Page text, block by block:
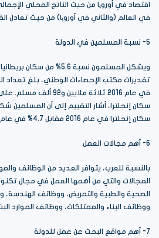
اقتصاد في أوروپا من حيث الناتج المحلي
في العالم (والثاني في أوروپا) من حيث تعادل
5- نسبة المسلمين في الدولة
تقديرات مكتب الإحصاءات الوطني، بلغ تعداد
في عام 2016 ثلاثة
سكان إنجلترا في عام 2016 مقابل 4.7% في عام 2011.
6- أهم مجالات العمل
بالنسبة للعرب، يتوافر العديد من الوظائف
المجالات والتي من أهمها العمل في مجال
الصحية والطبية والتمريض، ووظائف الهندسة،
ووظائف البناء والممتلكات، ووظائف الموارد
7- أهم مواقع البحث عن عمل للدولة